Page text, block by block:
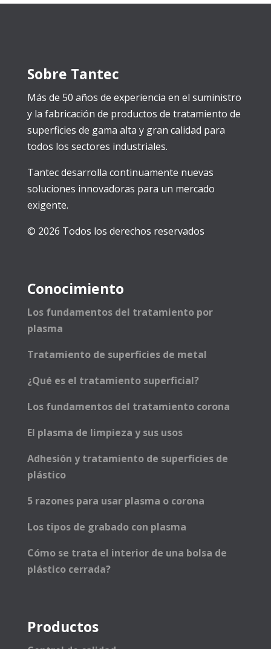
Sobre Tantec
Más de 50 años de experiencia en el suministro
y la fabricación de productos de tratamiento de
superficies de gama alta y gran calidad para
todos los sectores industriales.
Tantec desarrolla continuamente nuevas
soluciones innovadoras para un mercado
exigente.
© 2026 Todos los derechos reservados
Conocimiento
Los fundamentos del tratamiento por
plasma
Tratamiento de superficies de metal
¿Qué es el tratamiento superficial?
Los fundamentos del tratamiento corona
El plasma de limpieza y sus usos
Adhesión y tratamiento de superficies de
plástico
5 razones para usar plasma o corona
Los tipos de grabado con plasma
Cómo se trata el interior de una bolsa de
plástico cerrada?
Productos